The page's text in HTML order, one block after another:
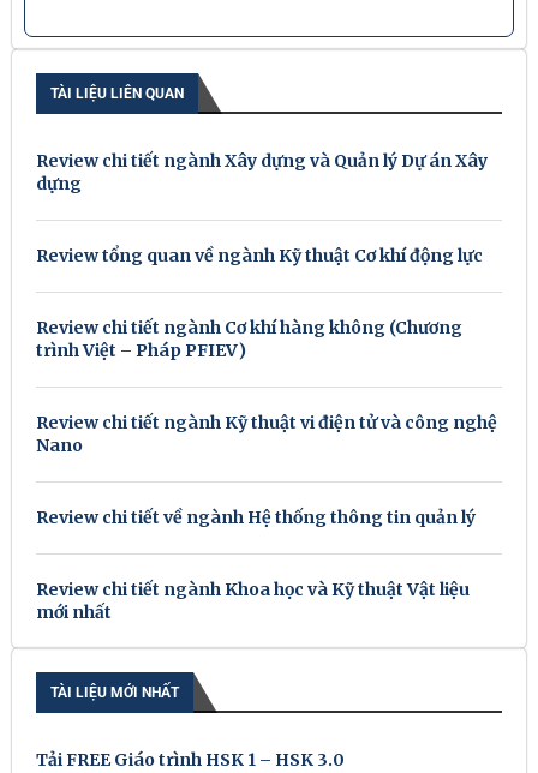
TÀI LIỆU LIÊN QUAN
Review chi tiết ngành Xây dựng và Quản lý Dự án Xây
dựng
Review tổng quan về ngành Kỹ thuật Cơ khí động lực
Review chi tiết ngành Cơ khí hàng không (Chương
trình Việt – Pháp PFIEV)
Review chi tiết ngành Kỹ thuật vi điện tử và công nghệ
Nano
Review chi tiết về ngành Hệ thống thông tin quản lý
Review chi tiết ngành Khoa học và Kỹ thuật Vật liệu
mới nhất
TÀI LIỆU MỚI NHẤT
Tải FREE Giáo trình HSK 1 – HSK 3.0